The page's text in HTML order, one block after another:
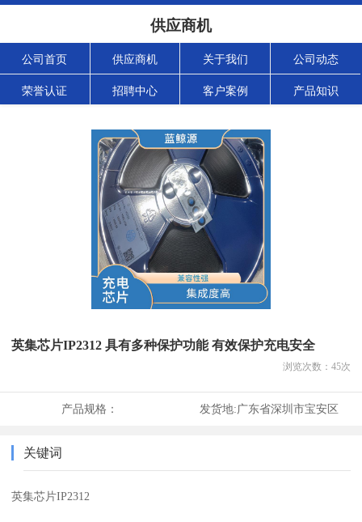
供应商机
公司首页 供应商机 关于我们 公司动态
荣誉认证 招聘中心 客户案例 产品知识
英集芯片IP2312 具有多种保护功能 有效保护充电安全
浏览次数： 45次
产品规格： 发货地:广东省深圳市宝安区
关键词
英集芯片IP2312